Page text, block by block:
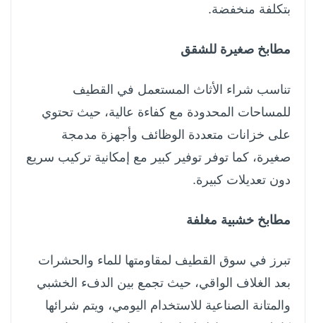
بتكلفة منخفضة.
مطابخ صغيرة للشقق
تناسب شراء الأثاث المستعمل في القطيف
للمساحات المحدودة مع كفاءة عالية، حيث تحتوي
على خزانات متعددة الوظائف وأجهزة مدمجة
صغيرة، كما توفر توفير كبير مع إمكانية تركيب سريع
دون تعديلات كبيرة.
مطابخ خشبية مغلفة
تبرز في سوق القطيف لمقاومتها للماء والحشرات
بعد الغلاف الواقي، حيث تجمع بين الدفء الخشبي
والمتانة الصناعية للاستخدام اليومي، ويتم شرائها